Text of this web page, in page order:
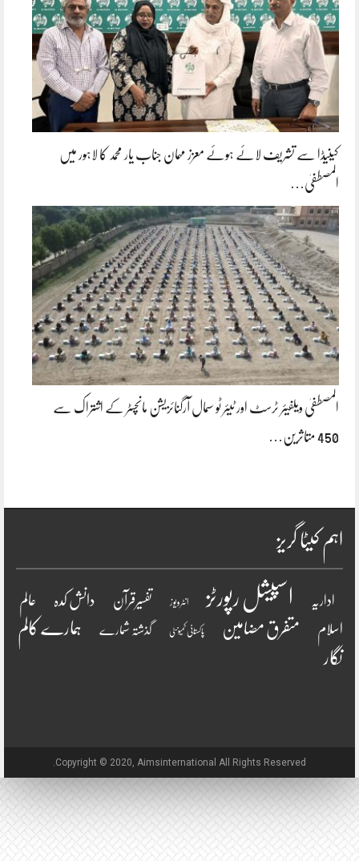
کینیڈا سے تشریف لائے ہوئے معزز مہمان جناب یار محمد کا لاہور میں
المصطفیٰ…
المصطفیٰ ویلفیئر ٹرسٹ اور ٹیئر ٹو سمال آرگنائزیشن مانچسٹر کے اشتراک سے
450 متاثرین…
اہم کیٹا گریز
اداریہ اسپیشل رپورٹز انٹرویو ز تفسیرقرآن دانش کدہ عالم
اسلام متفرق مضامین پاکستانی کمیونٹی گذشتہ شمارے
ہمارے کالم
نگار
Copyright © 2020, Aimsinternational All Rights Reserved.